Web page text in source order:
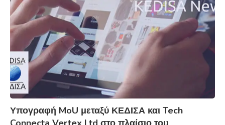
Υπογραφή MoU μεταξύ ΚΕΔΙΣΑ και Tech